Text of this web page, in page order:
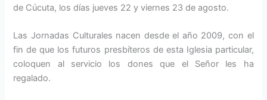
de Cúcuta, los días jueves 22 y viernes 23 de agosto.
Las Jornadas Culturales nacen desde el año 2009, con el
fin de que los futuros presbíteros de esta Iglesia particular,
coloquen al servicio los dones que el Señor les ha
regalado.